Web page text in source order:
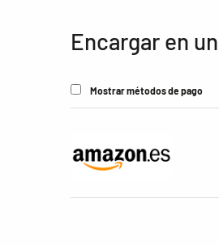
Encargar en
Mostrar métodos de pago